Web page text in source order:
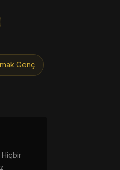
Genç
Hiçbir